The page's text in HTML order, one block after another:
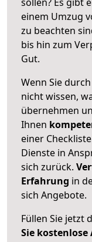
einem Umzug
zu beachten
bis hin zum
Gut.
Wenn Sie
nicht wissen,
übernehmen
Ihnen
einer
Dienste in
sich zurück.
Erfahrung in
sich Angebote.
Füllen Sie jetzt
Sie kostenlose